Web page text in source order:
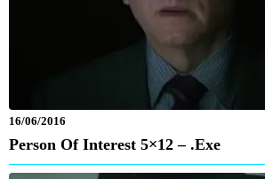
16/06/2016
Person Of Interest 5×12 – .exe